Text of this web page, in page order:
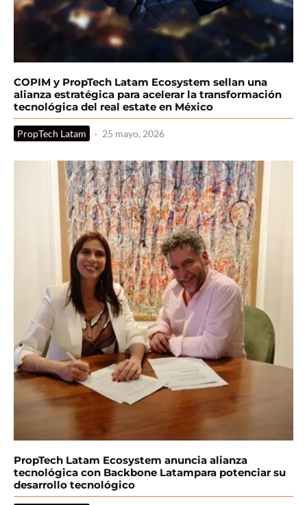
COPIM y PropTech Latam Ecosystem sellan una
alianza estratégica para acelerar la transformación
tecnológica del real estate en México
PropTech Latam · 25 mayo, 2026
PropTech Latam Ecosystem anuncia alianza
tecnológica con Backbone Latampara potenciar su
desarrollo tecnológico